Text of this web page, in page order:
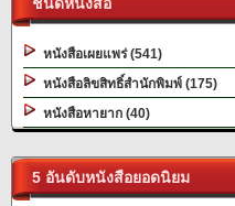
หนังสือเผยแพร่ (541)
หนังสือลิขสิทธิ์สำนักพิมพ์ (175)
หนังสือหายาก (40)
5 อันดับหนังสือยอดนิยม